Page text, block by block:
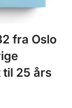
fra Oslo
25 års